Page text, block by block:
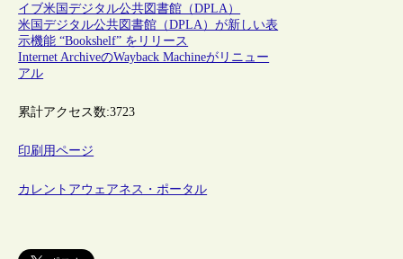
イブ米国デジタル公共図書館（DPLA）
米国デジタル公共図書館（DPLA）が新しい表
示機能 “Bookshelf” をリリース
Internet ArchiveのWayback Machineがリニュー
アル
累計アクセス数:3723
印刷用ページ
カレントアウェアネス・ポータル